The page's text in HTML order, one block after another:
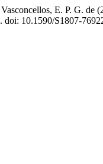
E. P. G. de
doi: 10.1590/S1807-